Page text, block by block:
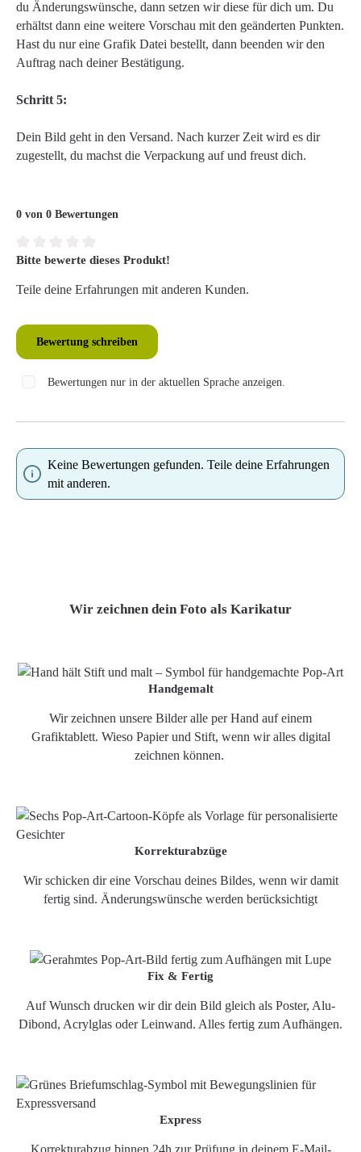
du Änderungswünsche, dann setzen wir diese für dich um. Du
erhältst dann eine weitere Vorschau mit den geänderten Punkten.
Hast du nur eine Grafik Datei bestellt, dann beenden wir den
Auftrag nach deiner Bestätigung.
Schritt 5:
Dein Bild geht in den Versand. Nach kurzer Zeit wird es dir
zugestellt, du machst die Verpackung auf und freust dich.
0 von 0 Bewertungen
Durchschnittliche Bewertung von 0 von 5 Sternen
Bitte bewerte dieses Produkt!
Teile deine Erfahrungen mit anderen Kunden.
Bewertung schreiben
Bewertungen nur in der aktuellen Sprache anzeigen.
Keine Bewertungen gefunden. Teile deine Erfahrungen
mit anderen.
Wir zeichnen dein Foto als Karikatur
Handgemalt
Wir zeichnen unsere Bilder alle per Hand auf einem
Grafiktablett. Wieso Papier und Stift, wenn wir alles digital
zeichnen können.
Korrekturabzüge
Wir schicken dir eine Vorschau deines Bildes, wenn wir damit
fertig sind. Änderungswünsche werden berücksichtigt
Fix & Fertig
Auf Wunsch drucken wir dir dein Bild gleich als Poster, Alu-
Dibond, Acrylglas oder Leinwand. Alles fertig zum Aufhängen.
Express
Korrekturabzug binnen 24h zur Prüfung in deinem E-Mail-